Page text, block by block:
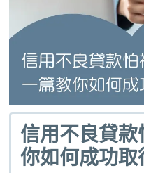
信用不良貸
你如何成功取